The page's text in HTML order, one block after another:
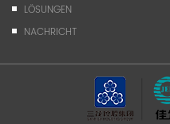
LÖSUNGEN
NACHRICHT